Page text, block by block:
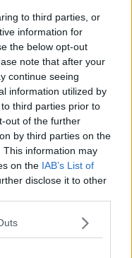
to third parties, or
information for
the below opt-out
note that after your
continue seeing
information utilized by
third parties prior to
out of the further
by third parties on the
This information may
on the IAB’s List of
disclose it to other
realtà
Turchia
sospetta
la Memoria
qualunque